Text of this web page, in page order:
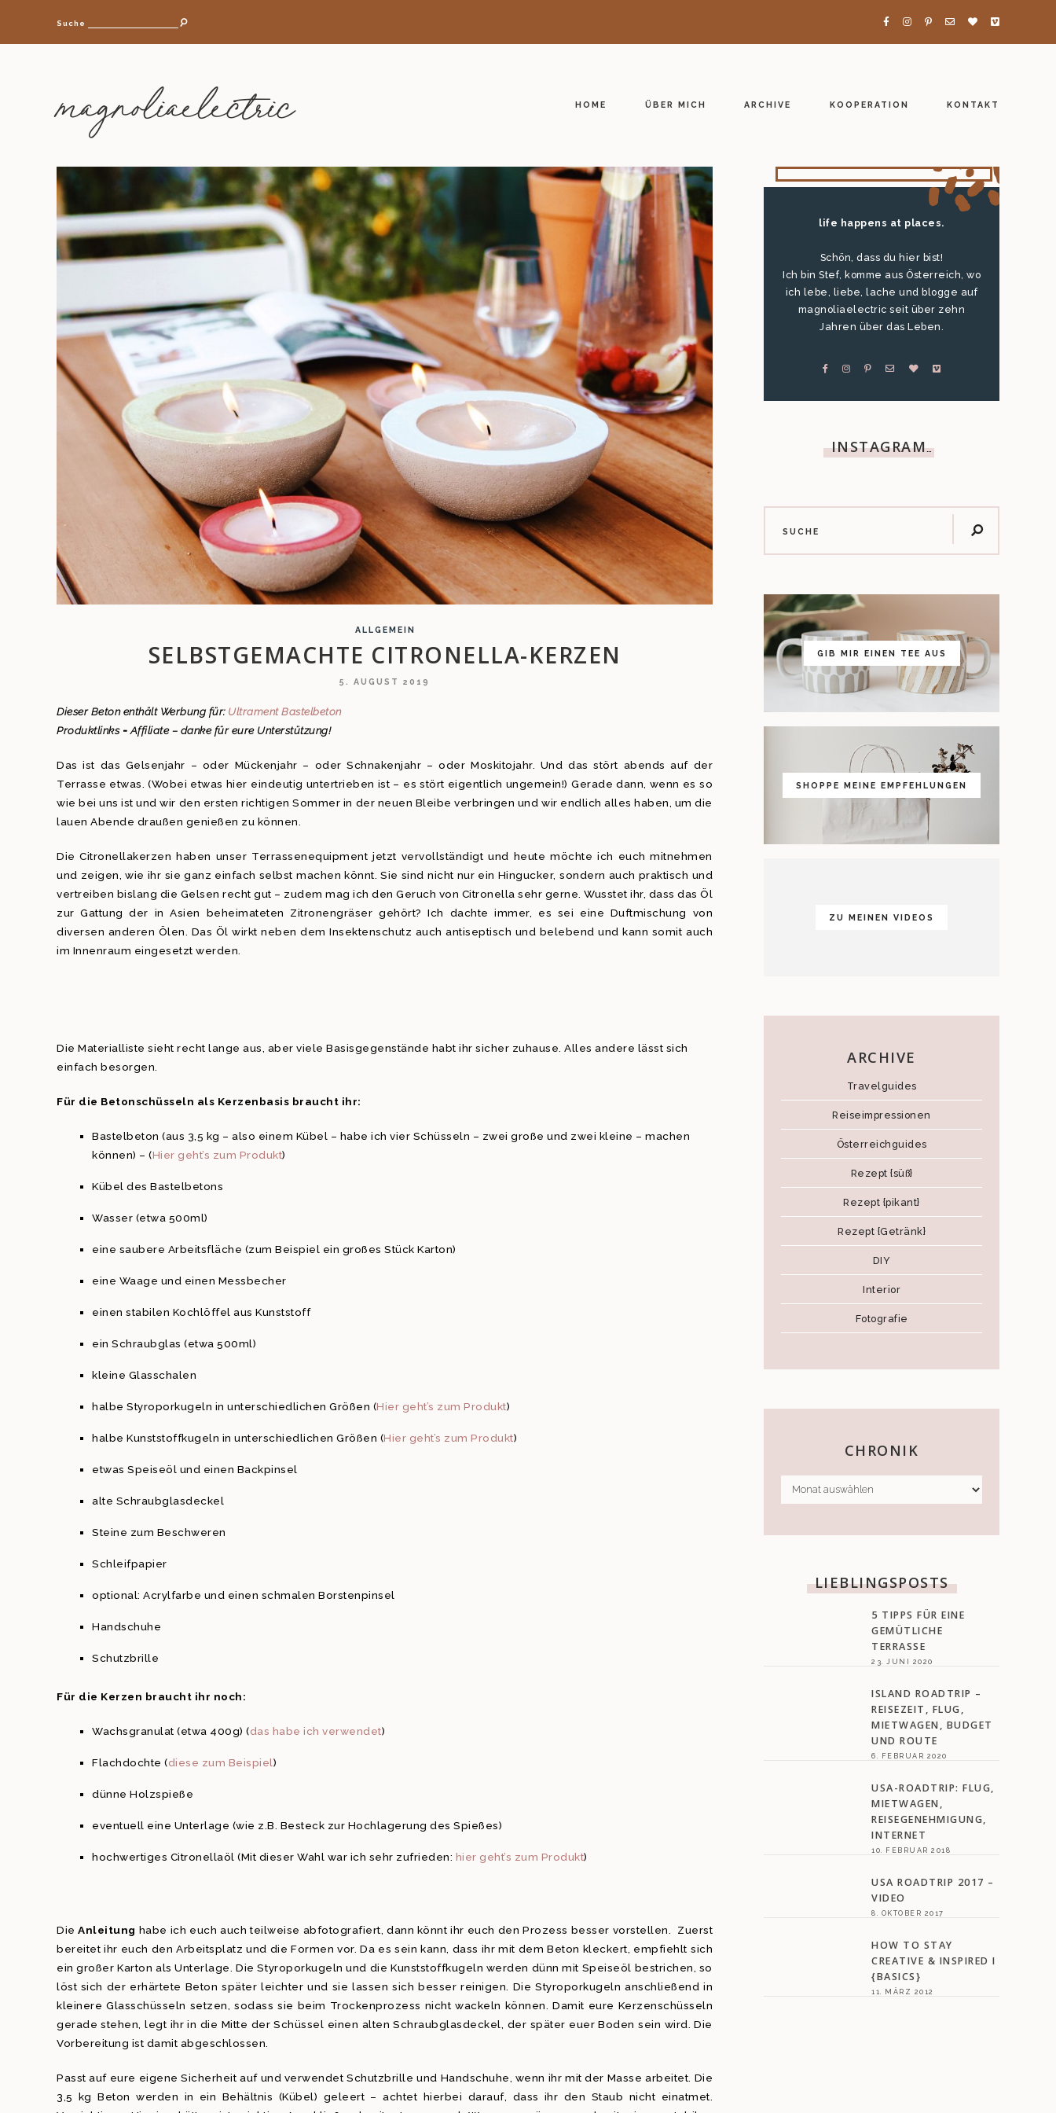
Suche
magnoliaelectric HOME ÜBER MICH ARCHIVE KOOPERATION KONTAKT
ALLGEMEIN
SELBSTGEMACHTE CITRONELLA-KERZEN
5. AUGUST 2019
Dieser Beton enthält Werbung für: Ultrament Bastelbeton
Produktlinks = Affiliate – danke für eure Unterstützung!
Das ist das Gelsenjahr – oder Mückenjahr – oder Schnakenjahr – oder Moskitojahr. Und das stört abends auf der
Terrasse etwas. (Wobei etwas hier eindeutig untertrieben ist – es stört eigentlich ungemein!) Gerade dann, wenn es so
wie bei uns ist und wir den ersten richtigen Sommer in der neuen Bleibe verbringen und wir endlich alles haben, um die
lauen Abende draußen genießen zu können.
Die Citronellakerzen haben unser Terrassenequipment jetzt vervollständigt und heute möchte ich euch mitnehmen
und zeigen, wie ihr sie ganz einfach selbst machen könnt. Sie sind nicht nur ein Hingucker, sondern auch praktisch und
vertreiben bislang die Gelsen recht gut – zudem mag ich den Geruch von Citronella sehr gerne. Wusstet ihr, dass das Öl
zur Gattung der in Asien beheimateten Zitronengräser gehört? Ich dachte immer, es sei eine Duftmischung von
diversen anderen Ölen. Das Öl wirkt neben dem Insektenschutz auch antiseptisch und belebend und kann somit auch
im Innenraum eingesetzt werden.
Die Materialliste sieht recht lange aus, aber viele Basisgegenstände habt ihr sicher zuhause. Alles andere lässt sich
einfach besorgen.
Für die Betonschüsseln als Kerzenbasis braucht ihr:
Bastelbeton (aus 3,5 kg – also einem Kübel – habe ich vier Schüsseln – zwei große und zwei kleine – machen
können) – (Hier geht’s zum Produkt)
Kübel des Bastelbetons
Wasser (etwa 500ml)
eine saubere Arbeitsfläche (zum Beispiel ein großes Stück Karton)
eine Waage und einen Messbecher
einen stabilen Kochlöffel aus Kunststoff
ein Schraubglas (etwa 500ml)
kleine Glasschalen
halbe Styroporkugeln in unterschiedlichen Größen (Hier geht’s zum Produkt)
halbe Kunststoffkugeln in unterschiedlichen Größen (Hier geht’s zum Produkt)
etwas Speiseöl und einen Backpinsel
alte Schraubglasdeckel
Steine zum Beschweren
Schleifpapier
optional: Acrylfarbe und einen schmalen Borstenpinsel
Handschuhe
Schutzbrille
Für die Kerzen braucht ihr noch:
Wachsgranulat (etwa 400g) (das habe ich verwendet)
Flachdochte (diese zum Beispiel)
dünne Holzspieße
eventuell eine Unterlage (wie z.B. Besteck zur Hochlagerung des Spießes)
hochwertiges Citronellaöl (Mit dieser Wahl war ich sehr zufrieden: hier geht’s zum Produkt)
DieAnleitung habe ich euch auch teilweise abfotografiert, dann könnt ihr euch den Prozess besser vorstellen. Zuerst
bereitet ihr euch den Arbeitsplatz und die Formen vor. Da es sein kann, dass ihr mit dem Beton kleckert, empfiehlt sich
ein großer Karton als Unterlage. Die Styroporkugeln und die Kunststoffkugeln werden dünn mit Speiseöl bestrichen, so
löst sich der erhärtete Beton später leichter und sie lassen sich besser reinigen. Die Styroporkugeln anschließend in
kleinere Glasschüsseln setzen, sodass sie beim Trockenprozess nicht wackeln können. Damit eure Kerzenschüsseln
gerade stehen, legt ihr in die Mitte der Schüssel einen alten Schraubglasdeckel, der später euer Boden sein wird. Die
Vorbereitung ist damit abgeschlossen.
Passt auf eure eigene Sicherheit auf und verwendet Schutzbrille und Handschuhe, wenn ihr mit der Masse arbeitet. Die
3,5 kg Beton werden in ein Behältnis (Kübel) geleert – achtet hierbei darauf, dass ihr den Staub nicht einatmet.
life happens at places.
Schön, dass du hier bist!
Ich bin Stef, komme aus Österreich, wo
ich lebe, liebe, lache und blogge auf
magnoliaelectric seit über zehn
Jahren über das Leben.
INSTAGRAM…
GIB MIR EINEN TEE AUS
SHOPPE MEINE EMPFEHLUNGEN
ZU MEINEN VIDEOS
ARCHIVE
Travelguides
Reiseimpressionen
Österreichguides
Rezept {süß}
Rezept {pikant}
Rezept {Getränk}
DIY
Interior
Fotografie
CHRONIK
CHRONIK
LIEBLINGSPOSTS
5 TIPPS FÜR EINE
GEMÜTLICHE
TERRASSE
23. JUNI 2020
ISLAND ROADTRIP –
REISEZEIT, FLUG,
MIETWAGEN, BUDGET
UND ROUTE
6. FEBRUAR 2020
USA-ROADTRIP: FLUG,
MIETWAGEN,
REISEGENEHMIGUNG,
INTERNET
10. FEBRUAR 2018
USA ROADTRIP 2017 –
VIDEO
8. OKTOBER 2017
HOW TO STAY
CREATIVE & INSPIRED I
{BASICS}
11. MÄRZ 2012